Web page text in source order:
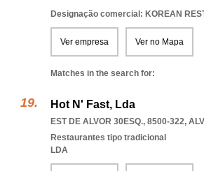
Designação comercial: KOREAN
Ver empresa Ver no Mapa
Matches in the search for:
Hot N' Fast, Lda
EST DE ALVOR 30ESQ., 8500-322,
Restaurantes tipo tradicional
LDA